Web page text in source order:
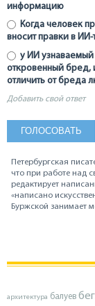
информацию
Когда человек
вносит правки в ИИ-
у ИИ узнаваемый
откровенный бред,
отличить от бреда
Добавить свой ответ
Петербургская
что при работе над
редактирует
«написано
Буржской занимает
архитектура балуев